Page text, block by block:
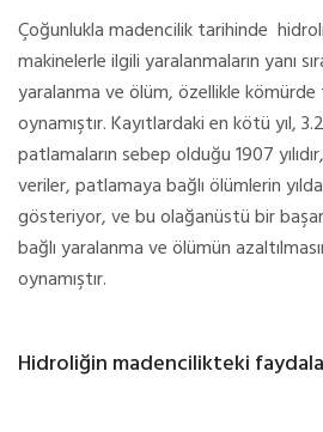
Çoğunlukla madencilik tarihinde
makinelerle ilgili yaralanmaların yanı
yaralanma ve ölüm, özellikle
oynamıştır. Kayıtlardaki en kötü yıl,
patlamaların sebep olduğu 1907
veriler, patlamaya bağlı ölümlerin
gösteriyor, ve bu olağanüstü bir
bağlı yaralanma ve ölümün
oynamıştır.
Hidroliğin madencilikteki